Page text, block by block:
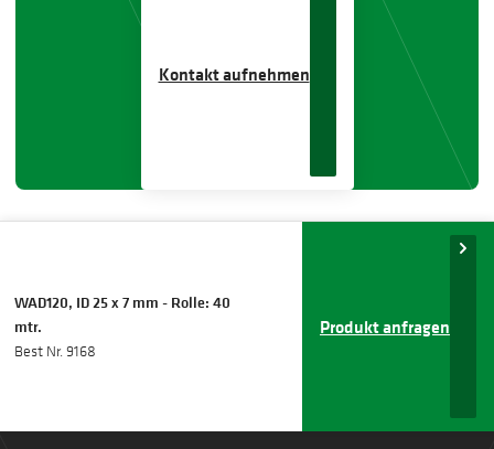
Kontakt aufnehmen
WAD120, ID 25 x 7 mm - Rolle: 40
mtr.
Best Nr. 9168
Produkt anfragen